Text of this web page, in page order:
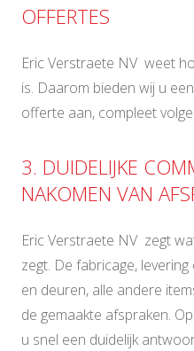
OFFERTES
Eric Verstraete NV weet
is. Daarom bieden wij u
offerte aan, compleet
3. DUIDELIJKE
NAKOMEN VAN
Eric Verstraete NV zegt
zegt. De fabricage,
en deuren, alle andere
de gemaakte afspraken.
u snel een duidelijk